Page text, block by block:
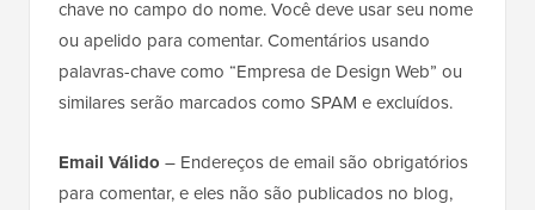
chave no campo do nome. Você deve usar seu nome
ou apelido para comentar. Comentários usando
palavras-chave como “Empresa de Design Web” ou
similares serão marcados como SPAM e excluídos.
Email Válido – Endereços de email são obrigatórios
para comentar, e eles não são publicados no blog,